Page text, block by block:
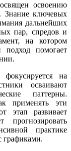
освоению
Знание ключевых
дальнейших
пар, спредов и
на котором
подход помогает
на
осваивают
паттерны.
применять эти
этап развивает
прогнозировать
практике
графиками.